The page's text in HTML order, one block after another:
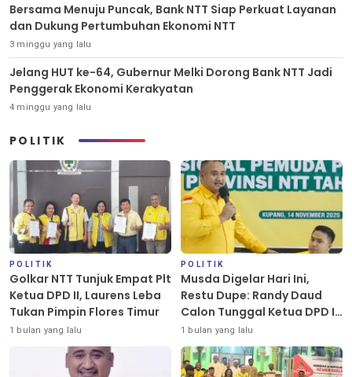
Bersama Menuju Puncak, Bank NTT Siap Perkuat Layanan
dan Dukung Pertumbuhan Ekonomi NTT
3 minggu yang lalu
Jelang HUT ke-64, Gubernur Melki Dorong Bank NTT Jadi
Penggerak Ekonomi Kerakyatan
4 minggu yang lalu
POLITIK
POLITIK
Golkar NTT Tunjuk Empat Plt
Ketua DPD II, Laurens Leba
Tukan Pimpin Flores Timur
1 bulan yang lalu
POLITIK
Musda Digelar Hari Ini,
Restu Dupe: Randy Daud
Calon Tunggal Ketua DPD II
Golkar Kota Kupang
1 bulan yang lalu